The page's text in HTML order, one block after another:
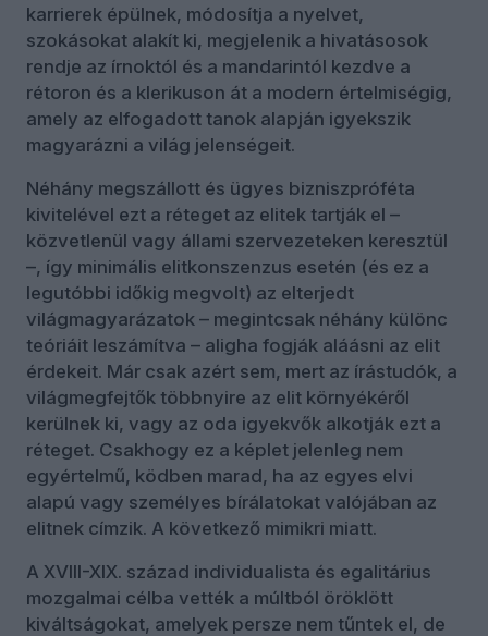
karrierek épülnek, módosítja a nyelvet,
szokásokat alakít ki, megjelenik a hivatásosok
rendje az írnoktól és a mandarintól kezdve a
rétoron és a klerikuson át a modern értelmiségig,
amely az elfogadott tanok alapján igyekszik
magyarázni a világ jelenségeit.
Néhány megszállott és ügyes bizniszpróféta
kivitelével ezt a réteget az elitek tartják el –
közvetlenül vagy állami szervezeteken keresztül
–, így minimális elitkonszenzus esetén (és ez a
legutóbbi időkig megvolt) az elterjedt
világmagyarázatok – megintcsak néhány különc
teóriáit leszámítva – aligha fogják aláásni az elit
érdekeit. Már csak azért sem, mert az írástudók, a
világmegfejtők többnyire az elit környékéről
kerülnek ki, vagy az oda igyekvők alkotják ezt a
réteget. Csakhogy ez a képlet jelenleg nem
egyértelmű, ködben marad, ha az egyes elvi
alapú vagy személyes bírálatokat valójában az
elitnek címzik. A következő mimikri miatt.
A XVIII-XIX. század individualista és egalitárius
mozgalmai célba vették a múltból öröklött
kiváltságokat, amelyek persze nem tűntek el, de